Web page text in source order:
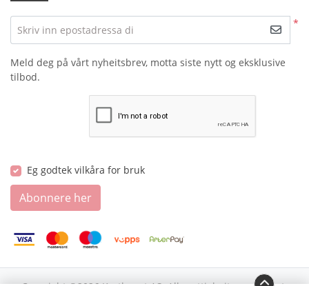
*
Skriv inn epostadressa di
Meld deg på vårt nyheitsbrev, motta siste nytt og eksklusive
tilbod.
Eg godtek vilkåra for bruk
Abonnere her